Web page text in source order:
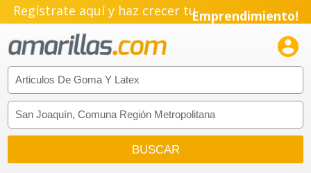
Regístrate aquí y haz crecer tuEmprendimiento!
